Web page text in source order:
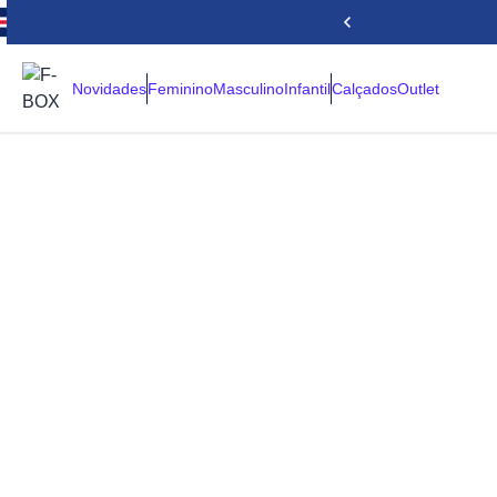
NovidadesFemininoMasculinoInfantilCalçadosOutlet